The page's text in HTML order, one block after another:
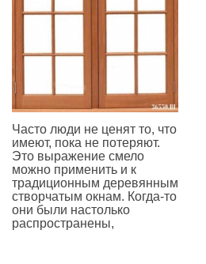
Часто люди не ценят то, что
имеют, пока не потеряют.
Это выражение смело
можно применить и к
традиционным деревянным
створчатым окнам. Когда-то
они были настолько
распространены,